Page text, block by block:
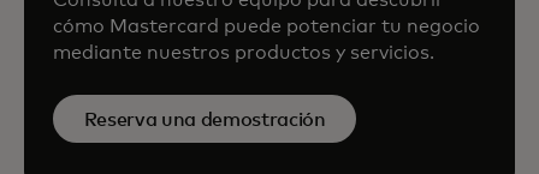
cómo Mastercard puede potenciar tu negocio
mediante nuestros productos y servicios.
Reserva una demostración